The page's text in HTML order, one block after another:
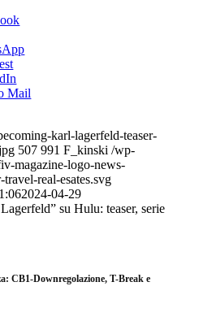
Mail
karl-lagerfeld-teaser-
507 991 F_kinski /wp-
magazine-logo-news-
real-esates.svg
2024-04-29
su Hulu: teaser, serie
CB1-Downregolazione, T-Break e